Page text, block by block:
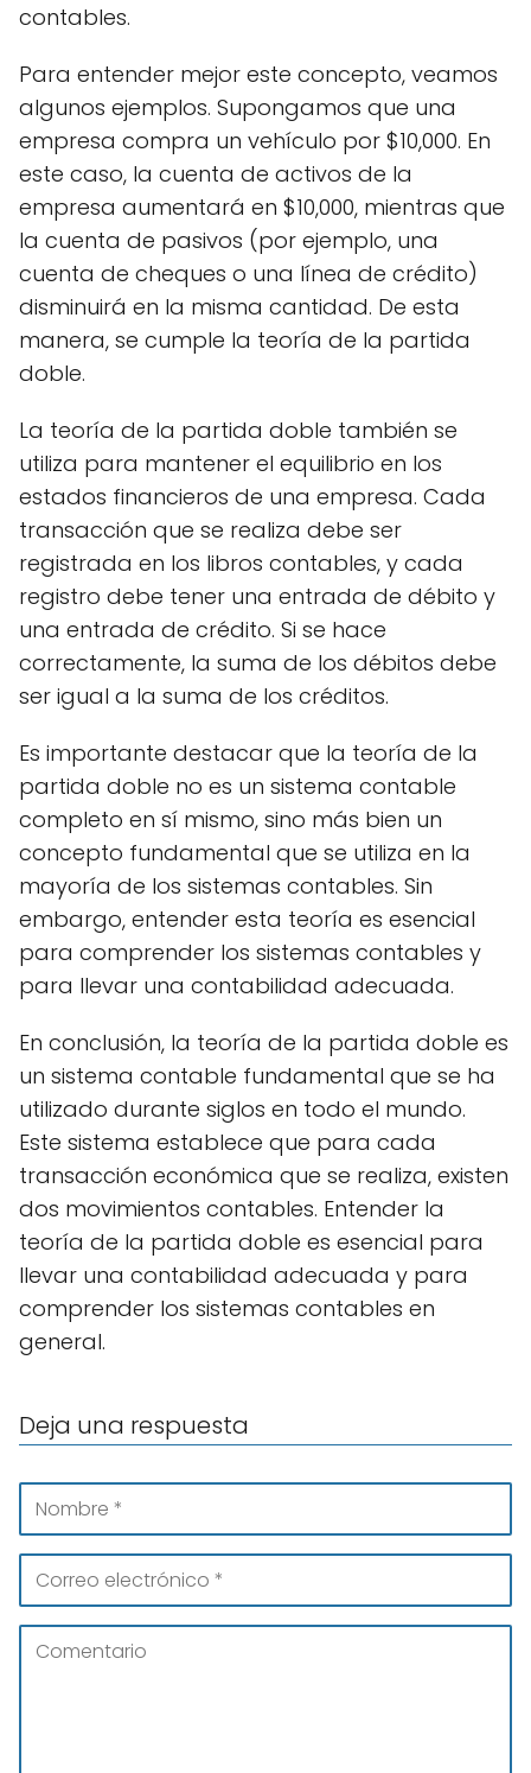
contables.
Para entender mejor este concepto, veamos
algunos ejemplos. Supongamos que una
empresa compra un vehículo por $10,000. En
este caso, la cuenta de activos de la
empresa aumentará en $10,000, mientras que
la cuenta de pasivos (por ejemplo, una
cuenta de cheques o una línea de crédito)
disminuirá en la misma cantidad. De esta
manera, se cumple la teoría de la partida
doble.
La teoría de la partida doble también se
utiliza para mantener el equilibrio en los
estados financieros de una empresa. Cada
transacción que se realiza debe ser
registrada en los libros contables, y cada
registro debe tener una entrada de débito y
una entrada de crédito. Si se hace
correctamente, la suma de los débitos debe
ser igual a la suma de los créditos.
Es importante destacar que la teoría de la
partida doble no es un sistema contable
completo en sí mismo, sino más bien un
concepto fundamental que se utiliza en la
mayoría de los sistemas contables. Sin
embargo, entender esta teoría es esencial
para comprender los sistemas contables y
para llevar una contabilidad adecuada.
En conclusión, la teoría de la partida doble es
un sistema contable fundamental que se ha
utilizado durante siglos en todo el mundo.
Este sistema establece que para cada
transacción económica que se realiza, existen
dos movimientos contables. Entender la
teoría de la partida doble es esencial para
llevar una contabilidad adecuada y para
comprender los sistemas contables en
general.
Deja una respuesta